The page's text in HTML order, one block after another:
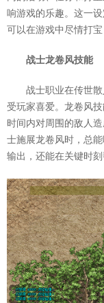
响游戏的乐趣。这一
可以在游戏中尽情打
战士龙卷风技能
战士职业在传世
受玩家喜爱。龙卷风
时间内对周围的敌人
士施展龙卷风时，总
输出，还能在关键时刻